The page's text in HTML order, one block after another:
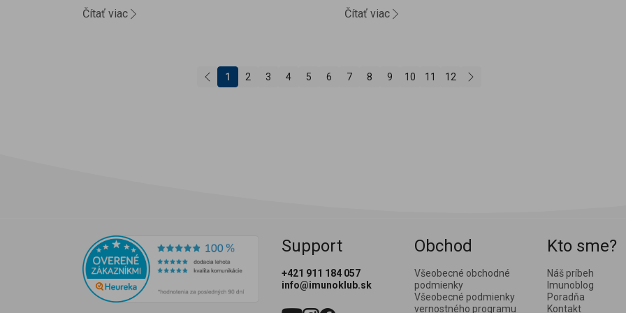
Čítať viac
Čítať viac
1 2 3 4 5 6 7 8 9 10 11 12
Support
+421 911 184 057
info@imunoklub.sk
Obchod
Všeobecné obchodné
podmienky
Všeobecné podmienky
vernostného programu
Kto sme?
Náš príbeh
Imunoblog
Poradňa
Kontakt